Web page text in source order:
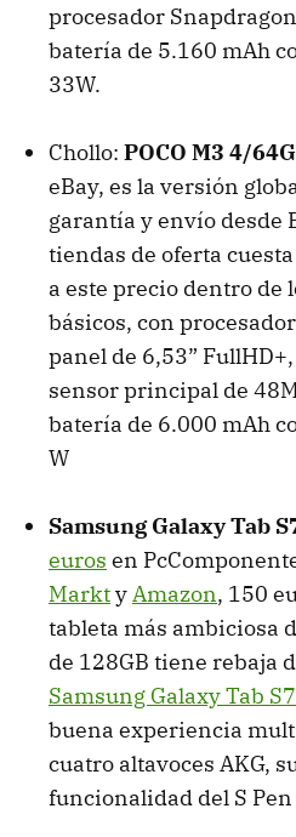
procesador
batería de 5.160 mAh
33W.
Chollo: POCO M3 4/
eBay, es la versión
garantía y envío desde
tiendas de oferta
a este precio dentro de
básicos, con
panel de 6,53”
sensor principal de
batería de 6.000 mAh
W
Samsung Galaxy Tab
euros en
MarktyAmazon, 150
tableta más ambiciosa
de 128GB tiene rebaja
Samsung Galaxy Tab
buena experiencia
cuatro altavoces AKG,
funcionalidad del S Pen